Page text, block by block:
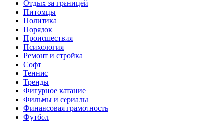
Отдых за границей
Питомцы
Политика
Порядок
Происшествия
Психология
Ремонт и стройка
Софт
Теннис
Тренды
Фигурное катание
Фильмы и сериалы
Финансовая грамотность
Футбол